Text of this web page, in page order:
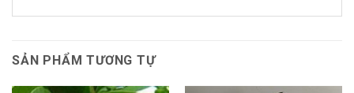
SẢN PHẨM TƯƠNG TỰ